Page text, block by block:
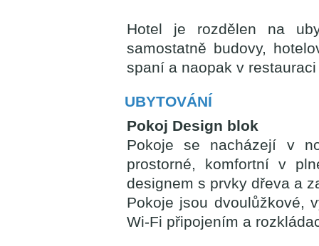
Hotel je rozdělen na
samostatně budovy,
spaní a naopak v
UBYTOVÁNÍ
Pokoj Design blok
Pokoje se nacházejí v
prostorné, komfortní v
designem s prvky dřeva a
Pokoje jsou dvoulůžkové,
Wi-Fi připojením a